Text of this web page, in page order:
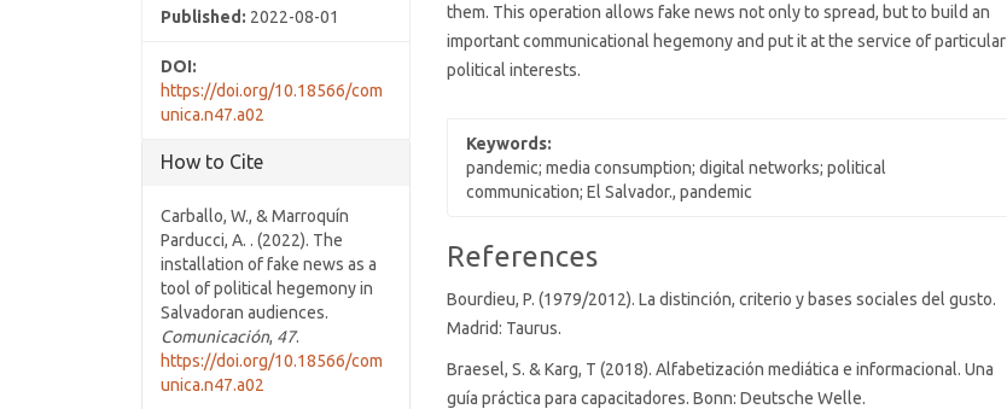
Published: 2022-08-01
DOI:
https://doi.org/10.18566/com
unica.n47.a02
How to Cite
Carballo, W., & Marroquín
Parducci, A. . (2022). The
installation of fake news as a
tool of political hegemony in
Salvadoran audiences.
Comunicación, 47.
https://doi.org/10.18566/com
unica.n47.a02
them. This operation allows fake news not only to spread, but to build an
important communicational hegemony and put it at the service of particular
political interests.
Keywords:
pandemic; media consumption; digital networks; political
communication; El Salvador., pandemic
Article
Details
References
Bourdieu, P. (1979/2012). La distinción, criterio y bases sociales del gusto.
Madrid: Taurus.
Braesel, S. & Karg, T (2018). Alfabetización mediática e informacional. Una
guía práctica para capacitadores. Bonn: Deutsche Welle.